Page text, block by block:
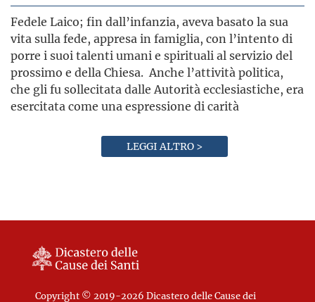
Fedele Laico; fin dall’infanzia, aveva basato la sua
vita sulla fede, appresa in famiglia, con l’intento di
porre i suoi talenti umani e spirituali al servizio del
prossimo e della Chiesa. Anche l’attività politica,
che gli fu sollecitata dalle Autorità ecclesiastiche, era
esercitata come una espressione di carità
LEGGI ALTRO >
Copyright © 2019-2026 Dicastero delle Cause dei